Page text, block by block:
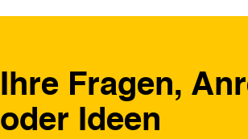
Ihre Fragen,
oder Ideen